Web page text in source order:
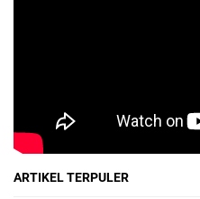
ARTIKEL TERPULER